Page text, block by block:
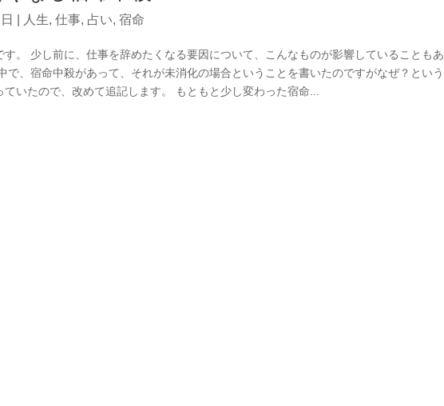
人生,仕事, 占い,宿命
。 少し前に、仕事を辞めたくなる要因について、こんなものが影響していることもあ
で、宿命中殺があって、それが未消化の場合ということを書いたのですがなぜ？という
いたので、改めて追記します。 もともと少し変わった宿命...